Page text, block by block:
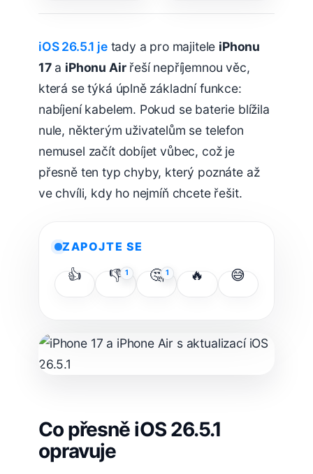
iOS 26.5.1 jetady a pro majitele iPhonu
17a iPhonu Airřeší nepříjemnou věc,
která se týká úplně základní funkce:
nabíjení kabelem. Pokud se baterie blížila
nule, některým uživatelům se telefon
nemusel začít dobíjet vůbec, což je
přesně ten typ chyby, který poznáte až
ve chvíli, kdy ho nejmíň chcete řešit.
ZAPOJTE SE
👍 👎 1 🤔 1 🔥 😅
Co přesně iOS 26.5.1
opravuje